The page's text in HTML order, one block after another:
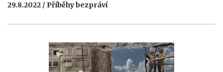
29.8.2022 / Příběhy bezpráví